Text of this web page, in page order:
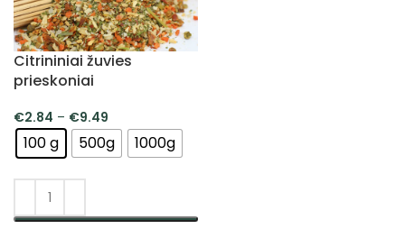
Citrininiai žuvies
prieskoniai
€2.84 – €9.49
100 g 500g 1000g